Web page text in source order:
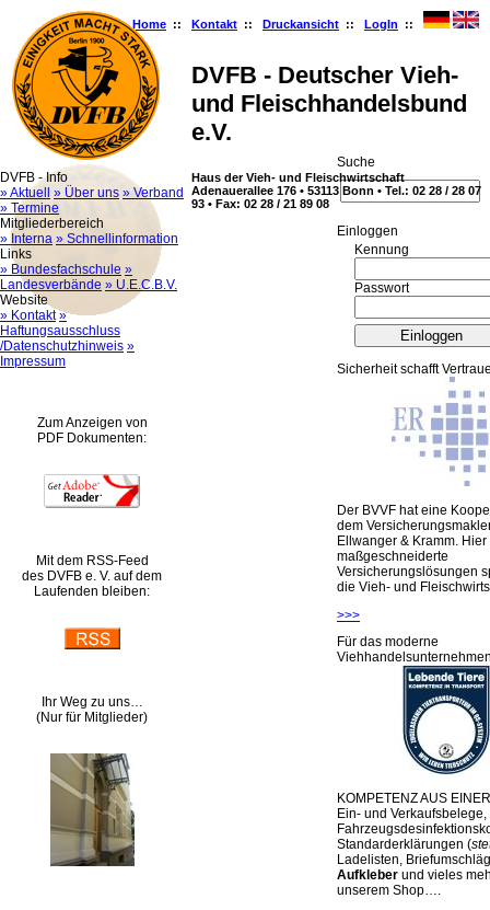
Home :: Kontakt :: Druckansicht :: LogIn ::
DVFB - Deutscher Vieh-
und Fleischhandelsbund
e.V.
Haus der Vieh- und Fleischwirtschaft
Adenauerallee 176 • 53113 Bonn • Tel.: 02 28 / 28 07
93 • Fax: 02 28 / 21 89 08
DVFB - Info
» Aktuell
» Über uns » Verband
» Termine
Mitgliederbereich
» Interna » Schnellinformation
Links
» Bundesfachschule »
Landesverbände » U.E.C.B.V.
Website
» Kontakt »
Haftungsausschluss
/Datenschutzhinweis »
Impressum
Zum Anzeigen von
PDF Dokumenten:
Mit dem RSS-Feed
des DVFB e. V. auf dem
Laufenden bleiben:
Ihr Weg zu uns…
(Nur für Mitglieder)
Suche
Ein­log­gen
Kennung
Passwort
Sicherheit schafft
Der BVVF hat eine
dem
Ellwanger & Kramm.
maßgeschneiderte
Versicherungslösungen
die Vieh- und
>>>
Für das moderne
KOMPETENZ AUS
Ein- und Verkaufsbelege,
Standarderklärungen (
Ladelisten,
Aufkleber und vieles
unserem Shop….